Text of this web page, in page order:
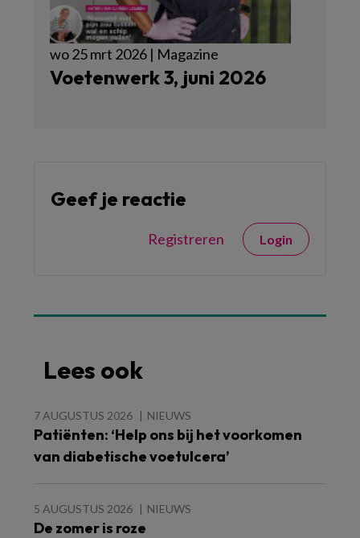
wo 25 mrt 2026 | Magazine
Voetenwerk 3, juni 2026
Geef je reactie
Registreren Login
Lees ook
7 AUGUSTUS 2026 NIEUWS
Patiënten: ‘Help ons bij het voorkomen
van diabetische voetulcera’
5 AUGUSTUS 2026 NIEUWS
De zomer is roze